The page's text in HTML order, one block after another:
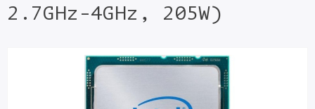
2.7GHz-4GHz, 205W)